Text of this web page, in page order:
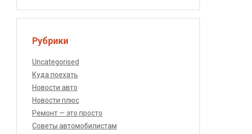
Рубрики
Uncategorised
Куда поехать
Новости авто
Новости плюс
Ремонт — это просто
Советы автомобилистам